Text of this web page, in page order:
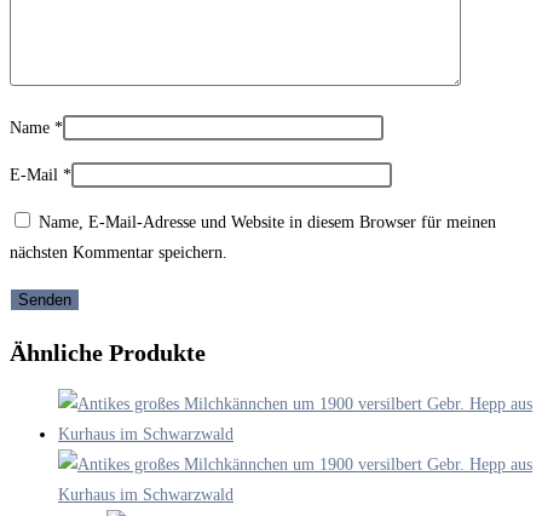
Name *
E-Mail *
Name, E-Mail-Adresse und Website in diesem Browser für meinen
nächsten Kommentar speichern.
Ähnliche Produkte